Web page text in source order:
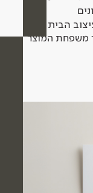
הבית.
משפחת המוצר